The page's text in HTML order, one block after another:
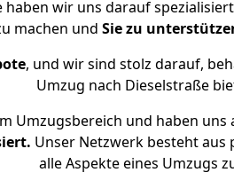
wir uns darauf
machen und Sie zu
, und wir sind stolz darauf,
Umzug nach Dieselstraße
Umzugsbereich und haben
Unser Netzwerk besteht aus
alle Aspekte eines Umzugs